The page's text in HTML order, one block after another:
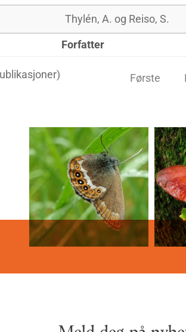
Thylén, A. og Reiso, S.
Forfatter
Første